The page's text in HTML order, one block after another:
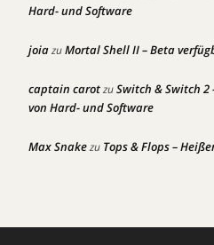
Hard- und Software
joiazuMortal Shell II – Beta
captain carotzuSwitch & Switch
von Hard- und Software
Max Snakezu Tops & Flops –